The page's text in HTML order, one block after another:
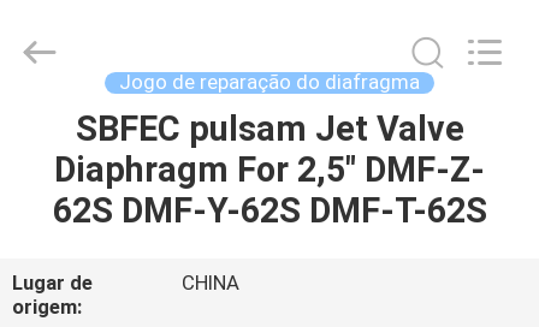
PARA
CASA
Hardware
Jogo de reparação do diafragma
SBFEC pulsam Jet Valve
Diaphragm For 2,5" DMF-Z-
62S DMF-Y-62S DMF-T-62S
Lugar de
origem:
CHINA